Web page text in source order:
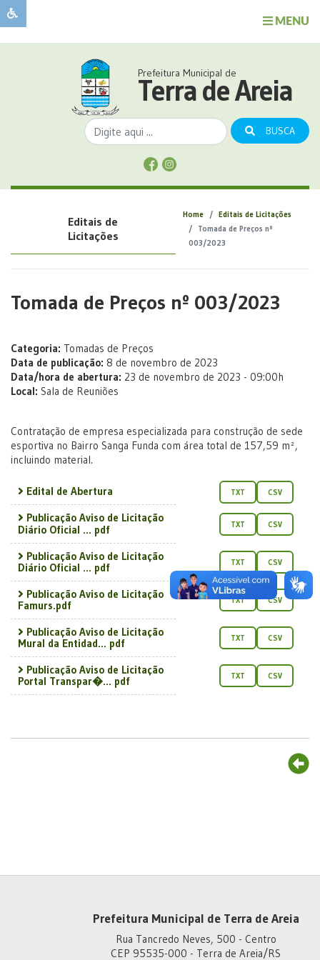
MENU
Sobre
Sobre
Prefeitura Municipal de
Terra de Areia
BUSCA
Editais de
Licitações
Home
Editais de Licitações
Tomada de Preços nº
003/2023
Tomada de Preços nº 003/2023
Categoria: Tomadas de Preços
Data de publicação: 8 de novembro de 2023
Data/hora de abertura: 23 de novembro de 2023 - 09:00h
Local: Sala de Reuniões
Contratação de empresa especializada para construção de sede
esportiva no Bairro Sanga Funda com área total de 157,59 m²,
incluindo material.
Edital de Abertura TXT CSV
Publicação Aviso de Licitação
Diário Oficial ... pdf
TXT CSV
Publicação Aviso de Licitação
Diário Oficial ... pdf
TXT CSV
Publicação Aviso de Licitação
Famurs.pdf
TXT CSV
Publicação Aviso de Licitação
Mural da Entidad... pdf
TXT CSV
Publicação Aviso de Licitação
Portal Transpar�... pdf
TXT CSV
Prefeitura Municipal de Terra de Areia
Rua Tancredo Neves, 500 - Centro
CEP 95535-000 - Terra de Areia/RS